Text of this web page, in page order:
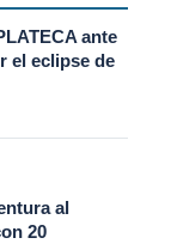
ante
el eclipse de
al
20